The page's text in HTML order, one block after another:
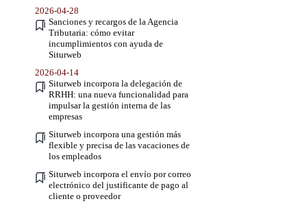
2026-04-28
Sanciones y recargos de la Agencia
Tributaria: cómo evitar
incumplimientos con ayuda de
Siturweb
2026-04-14
Siturweb incorpora la delegación de
RRHH: una nueva funcionalidad para
impulsar la gestión interna de las
empresas
Siturweb incorpora una gestión más
flexible y precisa de las vacaciones de
los empleados
Siturweb incorpora el envío por correo
electrónico del justificante de pago al
cliente o proveedor